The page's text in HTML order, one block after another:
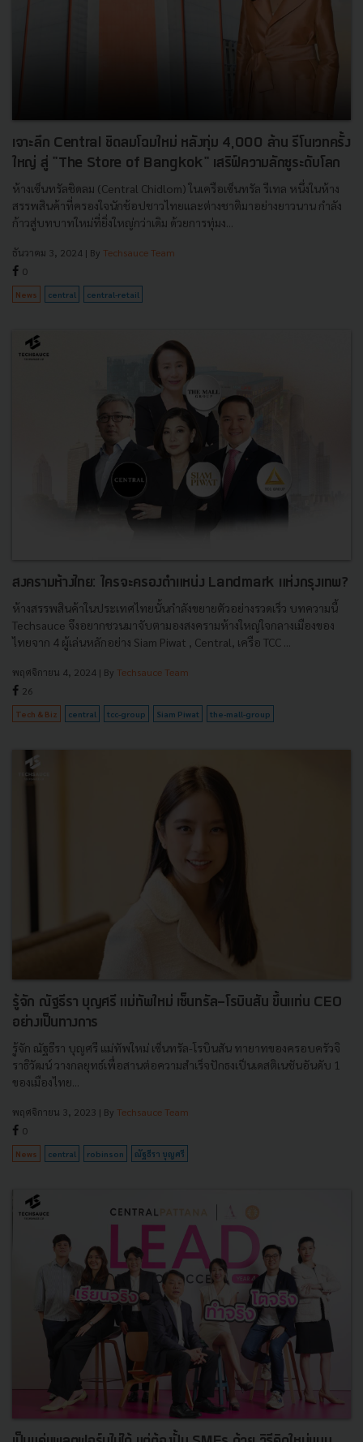
เจาะลึก Central ชิดลมโฉมใหม่ หลังทุ่ม 4,000 ล้าน รีโนเวทครั้ง
ใหญ่ สู่ "The Store of Bangkok" เสริฟ์ความลักซูระดับโลก
ห้างเซ็นทรัลชิดลม (Central Chidlom) ในเครือเซ็นทรัล รีเทล หนึ่งในห้าง
สรรพสินค้าที่ครองใจนักช้อปชาวไทยและต่างชาติมาอย่างยาวนาน กำลัง
ก้าวสู่บทบาทใหม่ที่ยิ่งใหญ่กว่าเดิม ด้วยการทุ่มง...
ธันวาคม 3, 2024 | By Techsauce Team
0
News central central-retail
สงครามห้างไทย: ใครจะครองตำแหน่ง Landmark แห่งกรุงเทพ?
ห้างสรรพสินค้าในประเทศไทยนั้นกำลังขยายตัวอย่างรวดเร็ว บทความนี้
Techsauce จึงอยากชวนมาจับตามองสงครามห้างใหญ่ใจกลางเมืองของ
ไทยจาก 4 ผู้เล่นหลักอย่าง Siam Piwat , Central, เครือ TCC ...
พฤศจิกายน 4, 2024 | By Techsauce Team
26
Tech & Biz central tcc-group Siam Piwat the-mall-group
รู้จัก ณัฐธีรา บุญศรี แม่ทัพใหม่ เซ็นทรัล-โรบินสัน ขึ้นแท่น CEO
อย่างเป็นทางการ
รู้จัก ณัฐธีรา บุญศรี แม่ทัพใหม่ เซ็นทรัล-โรบินสัน ทายาทของครอบครัวจิ
ราธิวัฒน์ วางกลยุทธ์เพื่อสานต่อความสำเร็จปักธงเป็นเดสติเนชันอันดับ 1
ของเมืองไทย...
พฤศจิกายน 3, 2023 | By Techsauce Team
0
News central robinson ณัฐธีรา บุญศรี